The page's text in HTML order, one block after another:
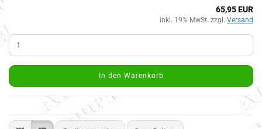
65,95 EUR
inkl. 19% MwSt. zzgl. Versand
In den Warenkorb